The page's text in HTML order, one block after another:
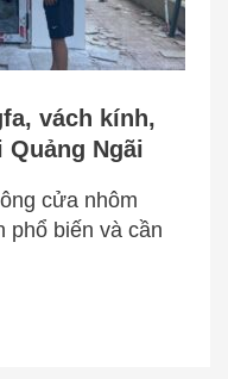
vách kính,
Ngãi
cửa nhôm
phổ biến và cần